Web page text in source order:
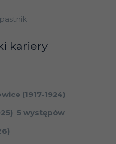
kariery
(1917-1924)
5 występów